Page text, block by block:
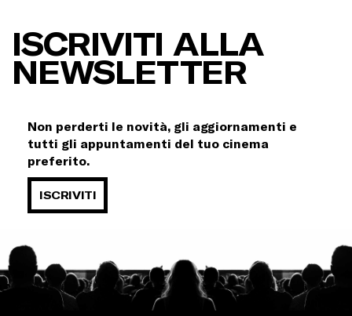
ISCRIVITI ALLA
NEWSLETTER
Non perderti le novità, gli aggiornamenti e
tutti gli appuntamenti del tuo cinema
preferito.
ISCRIVITI